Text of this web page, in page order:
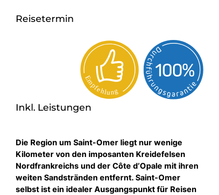
Reisetermin
Inkl. Leistungen
Die Region um Saint-Omer liegt nur wenige
Kilometer von den imposanten Kreidefelsen
Nordfrankreichs und der Côte d’Opale mit ihren
weiten Sandstränden entfernt. Saint-Omer
selbst ist ein idealer Ausgangspunkt für Reisen